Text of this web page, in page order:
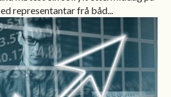
representantar frå båd...